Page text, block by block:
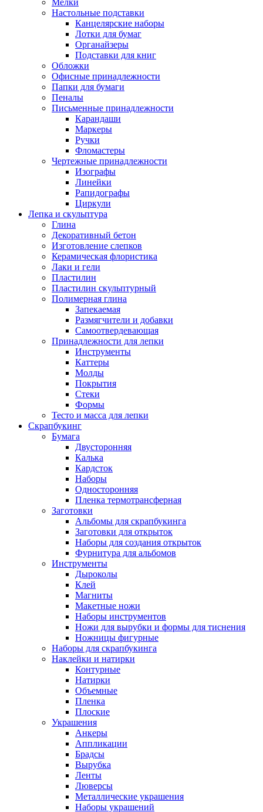
Мелки
Настольные подставки
Канцелярские наборы
Лотки для бумаг
Органайзеры
Подставки для книг
Обложки
Офисные принадлежности
Папки для бумаги
Пеналы
Письменные принадлежности
Карандаши
Маркеры
Ручки
Фломастеры
Чертежные принадлежности
Изографы
Линейки
Рапидографы
Циркули
Лепка и скульптура
Глина
Декоративный бетон
Изготовление слепков
Керамическая флористика
Лаки и гели
Пластилин
Пластилин скульптурный
Полимерная глина
Запекаемая
Размягчители и добавки
Самоотвердевающая
Принадлежности для лепки
Инструменты
Каттеры
Молды
Покрытия
Стеки
Формы
Тесто и масса для лепки
Скрапбукинг
Бумага
Двусторонняя
Калька
Кардсток
Наборы
Односторонняя
Пленка термотрансферная
Заготовки
Альбомы для скрапбукинга
Заготовки для открыток
Наборы для создания открыток
Фурнитура для альбомов
Инструменты
Дыроколы
Клей
Магниты
Макетные ножи
Наборы инструментов
Ножи для вырубки и формы для тиснения
Ножницы фигурные
Наборы для скрапбукинга
Наклейки и натирки
Контурные
Натирки
Объемные
Пленка
Плоские
Украшения
Анкеры
Аппликации
Брадсы
Вырубка
Ленты
Люверсы
Металлические украшения
Наборы украшений